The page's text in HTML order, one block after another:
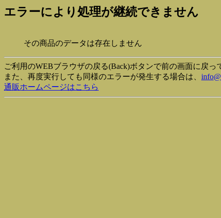
エラーにより処理が継続できません
その商品のデータは存在しません
ご利用のWEBブラウザの戻る(Back)ボタンで前の画面に戻っ
また、再度実行しても同様のエラーが発生する場合は、
通販ホームページはこちら